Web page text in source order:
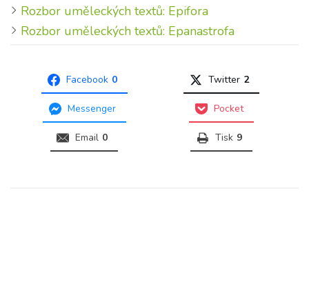
Rozbor uměleckých textů: Epifora
Rozbor uměleckých textů: Epanastrofa
Facebook 0 Twitter 2
Messenger Pocket
Email 0 Tisk 9